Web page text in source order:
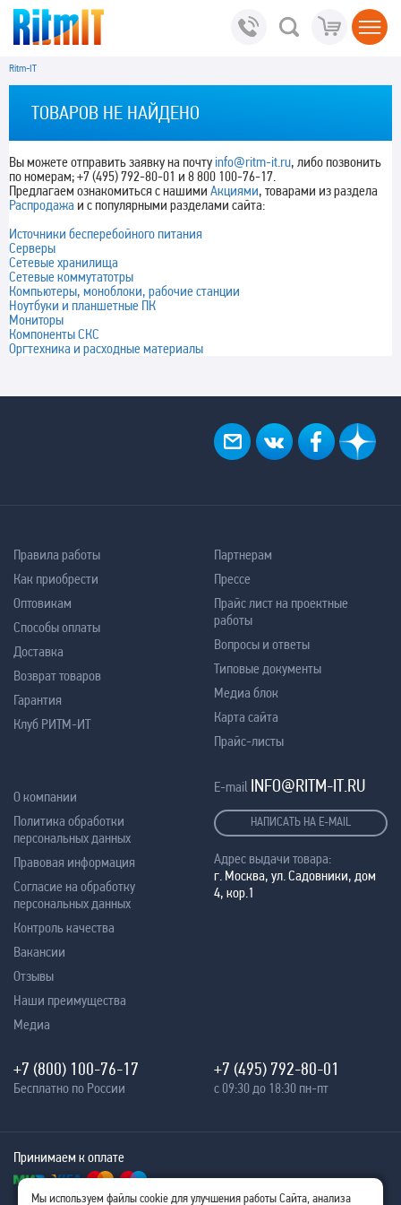
Ritm-IT
ТОВАРОВ НЕ НАЙДЕНО
Вы можете отправить заявку на почту info@ritm-it.ru, либо позвонить
по номерам; +7 (495) 792-80-01 и 8 800 100-76-17.
Предлагаем ознакомиться с нашими Акциями, товарами из раздела
Распродажа и с популярными разделами сайта:
Источники бесперебойного питания
Серверы
Сетевые хранилища
Сетевые коммутатотры
Компьютеры, моноблоки, рабочие станции
Ноутбуки и планшетные ПК
Мониторы
Компоненты СКС
Оргтехника и расходные материалы
Правила работы
Как приобрести
Оптовикам
Способы оплаты
Доставка
Возврат товаров
Гарантия
Клуб РИТМ-ИТ
Партнерам
Прессе
Прайс лист на проектные
работы
Вопросы и ответы
Типовые документы
Медиа блок
Карта сайта
Прайс-листы
О компании
Политика обработки
персональных данных
Правовая информация
Согласие на обработку
персональных данных
Контроль качества
Вакансии
Отзывы
Наши преимущества
Медиа
E-mail INFO@RITM-IT.RU
НАПИСАТЬ НА E-MAIL
Адрес выдачи товара:
г. Москва, ул. Садовники, дом
4, кор.1
+7 (800) 100-76-17
Бесплатно по России
+7 (495) 792-80-01
с 09:30 до 18:30 пн-пт
Принимаем к оплате
Мы используем файлы cookie для улучшения работы Сайта, анализа